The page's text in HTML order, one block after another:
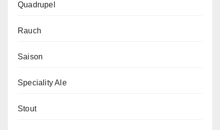
Quadrupel
Rauch
Saison
Speciality Ale
Stout